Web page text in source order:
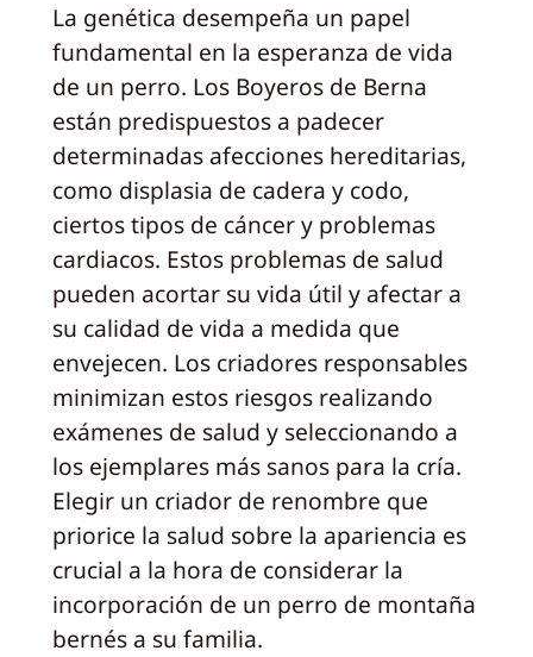
La genética desempeña un papel
fundamental en la esperanza de vida
de un perro. Los Boyeros de Berna
están predispuestos a padecer
determinadas afecciones hereditarias,
como displasia de cadera y codo,
ciertos tipos de cáncer y problemas
cardiacos. Estos problemas de salud
pueden acortar su vida útil y afectar a
su calidad de vida a medida que
envejecen. Los criadores responsables
minimizan estos riesgos realizando
exámenes de salud y seleccionando a
los ejemplares más sanos para la cría.
Elegir un criador de renombre que
priorice la salud sobre la apariencia es
crucial a la hora de considerar la
incorporación de un perro de montaña
bernés a su familia.